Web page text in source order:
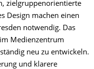
zielgruppenorientierte
Design machen einen
notwendig. Das
Medienzentrum
neu zu entwickeln.
und klarere